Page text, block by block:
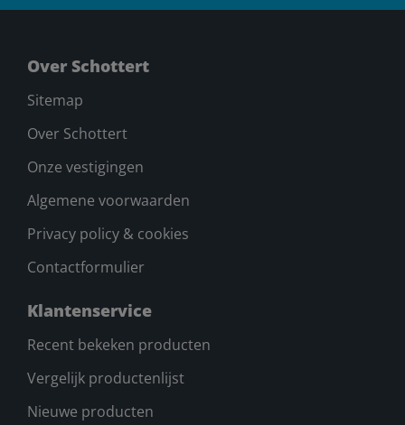
Over Schottert
Sitemap
Over Schottert
Onze vestigingen
Algemene voorwaarden
Privacy policy & cookies
Contactformulier
Klantenservice
Recent bekeken producten
Vergelijk productenlijst
Nieuwe producten